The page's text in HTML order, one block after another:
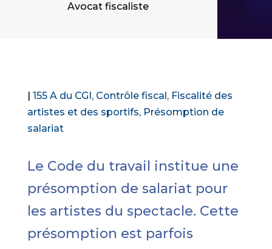
Avocat fiscaliste
155 A du CGI Contrôle fiscal
Fiscalité des
artistes et des sportifs Présomption de
salariat
Le Code du travail institue une
présomption de salariat pour
les artistes du spectacle. Cette
présomption est parfois